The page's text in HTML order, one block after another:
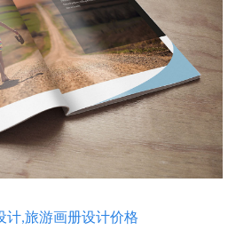
计,旅游画册设计价格